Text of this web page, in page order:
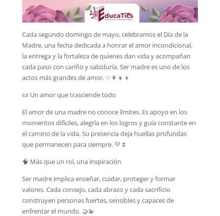
Cada segundo domingo de mayo, celebramos el Día de la
Madre, una fecha dedicada a honrar el amor incondicional,
la entrega y la fortaleza de quienes dan vida y acompañan
cada paso con cariño y sabiduría. Ser madre es uno de los
actos más grandes de amor. ✨👩‍👧‍👦
📜 Un amor que trasciende todo
El amor de una madre no conoce límites. Es apoyo en los
momentos difíciles, alegría en los logros y guía constante en
el camino de la vida. Su presencia deja huellas profundas
que permanecen para siempre. 💛🌷
🧠 Más que un rol, una inspiración
Ser madre implica enseñar, cuidar, proteger y formar
valores. Cada consejo, cada abrazo y cada sacrificio
construyen personas fuertes, sensibles y capaces de
enfrentar el mundo. 🤝💫